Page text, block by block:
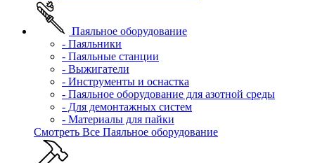
Паяльное оборудование
- Паяльники
- Паяльные станции
- Выжигатели
- Инструменты и оснастка
- Паяльное оборудование для азотной среды
- Для демонтажных систем
- Материалы для пайки
Смотреть Все Паяльное оборудование